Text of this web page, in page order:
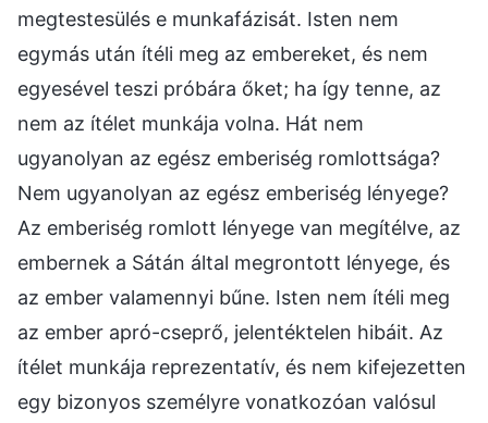
megtestesülés e munkafázisát. Isten nem
egymás után ítéli meg az embereket, és nem
egyesével teszi próbára őket; ha így tenne, az
nem az ítélet munkája volna. Hát nem
ugyanolyan az egész emberiség romlottsága?
Nem ugyanolyan az egész emberiség lényege?
Az emberiség romlott lényege van megítélve, az
embernek a Sátán által megrontott lényege, és
az ember valamennyi bűne. Isten nem ítéli meg
az ember apró-cseprő, jelentéktelen hibáit. Az
ítélet munkája reprezentatív, és nem kifejezetten
egy bizonyos személyre vonatkozóan valósul